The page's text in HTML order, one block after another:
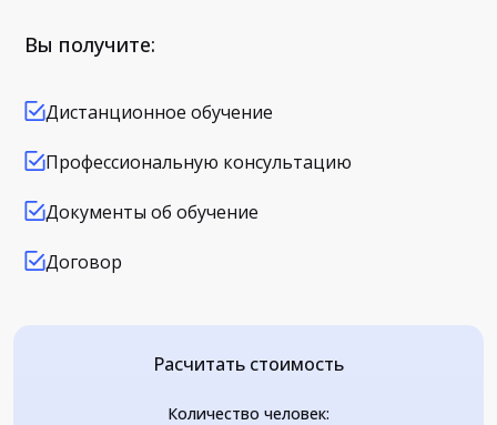
Вы получите:
Дистанционное обучение
Профессиональную консультацию
Документы об обучение
Договор
Расчитать стоимость
Количество человек: